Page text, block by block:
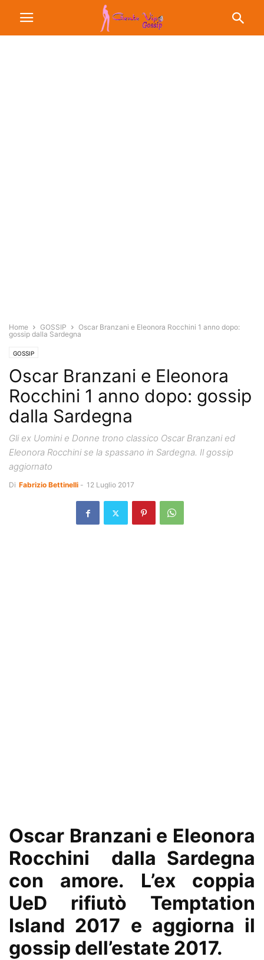
Home GOSSIP
Oscar Branzani e Eleonora Rocchini 1 anno dopo:
gossip dalla Sardegna
GOSSIP
Oscar Branzani e Eleonora
Rocchini 1 anno dopo: gossip
dalla Sardegna
Gli ex Uomini e Donne trono classico Oscar Branzani ed
Eleonora Rocchini se la spassano in Sardegna. Il gossip
aggiornato
Di Fabrizio Bettinelli - 12 Luglio 2017
Oscar Branzani e Eleonora
Rocchini dalla Sardegna
con amore. L’ex coppia
UeD rifiutò Temptation
Island 2017 e aggiorna il
gossip dell’estate 2017.